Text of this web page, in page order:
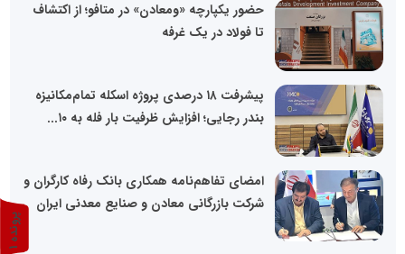
حضور یکپارچه «ومعادن» در متافو؛ از اکتشاف
تا فولاد در یک غرفه
پیشرفت ۱۸ درصدی پروژه اسکله تمام‌مکانیزه
بندر رجایی؛ افزایش ظرفیت بار فله به ۱۰...
امضای تفاهم‌نامه همکاری بانک رفاه کارگران و
شرکت بازرگانی معادن و صنایع معدنی ایران
پ
ر
و
ن
د
ه
1